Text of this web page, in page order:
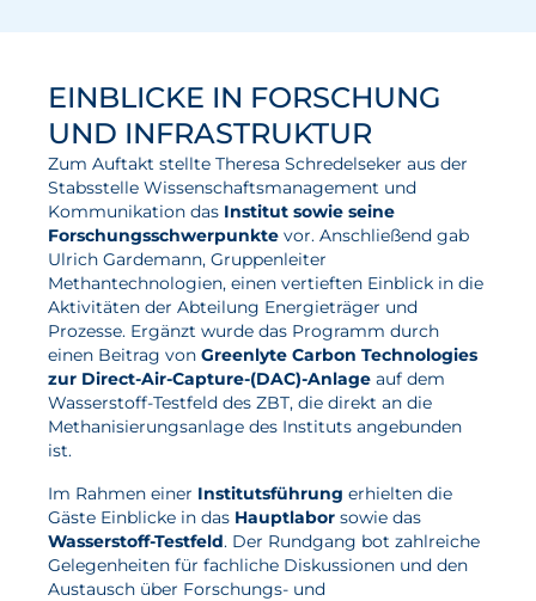
Karriere
Offene Stellen
Weiterentwicklung
Vorteile für Mitarbeiter:innen
Aktuelles
Neuigkeiten
Projekte
Veranstaltungen
Awards und Auszeichnungen
Für die Presse
EINBLICKE IN FORSCHUNG
UND INFRASTRUKTUR
Zum Auftakt stellte Theresa Schredelseker aus der
Stabsstelle Wissenschaftsmanagement und
Kommunikation das Institut sowie seine
Forschungsschwerpunkte vor. Anschließend gab
Ulrich Gardemann, Gruppenleiter
Methantechnologien, einen vertieften Einblick in die
Aktivitäten der Abteilung Energieträger und
Prozesse. Ergänzt wurde das Programm durch
einen Beitrag von Greenlyte Carbon Technologies
zur Direct-Air-Capture-(DAC)-Anlage auf dem
Wasserstoff-Testfeld des ZBT, die direkt an die
Methanisierungsanlage des Instituts angebunden
ist.
Im Rahmen einer Institutsführung erhielten die
Gäste Einblicke in das Hauptlabor sowie das
Wasserstoff-Testfeld. Der Rundgang bot zahlreiche
Gelegenheiten für fachliche Diskussionen und den
Austausch über Forschungs- und